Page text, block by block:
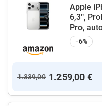
Apple
6,3",
Pro,
−6%
1.339,00 1.259,00 €